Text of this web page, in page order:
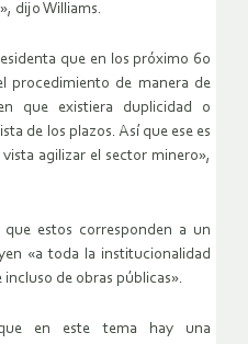
dijo Williams.
que en los próximo 60
procedimiento de manera de
que existiera duplicidad o
de los plazos. Así que ese es
agilizar el sector minero»,
estos corresponden a un
«a toda la institucionalidad
de obras públicas».
en este tema hay una